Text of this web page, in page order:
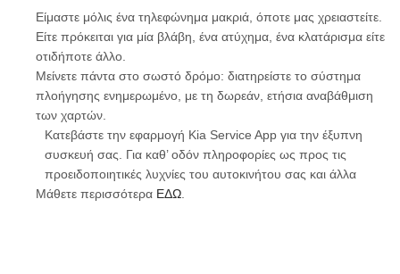
Είμαστε μόλις ένα τηλεφώνημα μακριά, όποτε μας χρειαστείτε.
Είτε πρόκειται για μία βλάβη, ένα ατύχημα, ένα κλατάρισμα είτε
οτιδήποτε άλλο.
Μείνετε πάντα στο σωστό δρόμο: διατηρείστε το σύστημα
πλοήγησης ενημερωμένο, με τη δωρεάν, ετήσια αναβάθμιση
των χαρτών.
Κατεβάστε την εφαρμογή Kia Service App για την έξυπνη
συσκευή σας. Για καθ’ οδόν πληροφορίες ως προς τις
προειδοποιητικές λυχνίες του αυτοκινήτου σας και άλλα
Μάθετε περισσότερα ΕΔΩ